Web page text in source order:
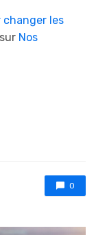
changer les
Nos
0